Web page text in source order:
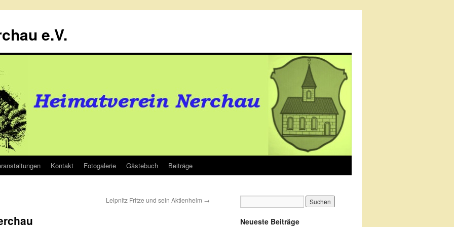
e.V.
Kontakt Fotogalerie Gästebuch Beiträge
Leipnitz Fritze und sein Aktienhelm →
Neueste Beiträge